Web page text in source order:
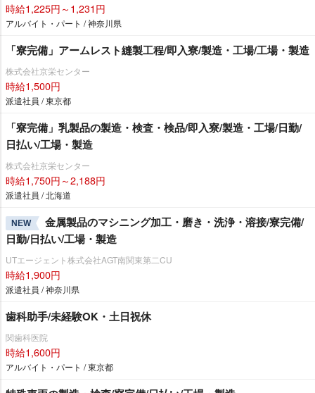
時給1,225円～1,231円
アルバイト・パート / 神奈川県
「寮完備」アームレスト縫製工程/即入寮/製造・工場/工場・製造
株式会社京栄センター
時給1,500円
派遣社員 / 東京都
「寮完備」乳製品の製造・検査・検品/即入寮/製造・工場/日勤/
日払い/工場・製造
株式会社京栄センター
時給1,750円～2,188円
派遣社員 / 北海道
NEW
金属製品のマシニング加工・磨き・洗浄・溶接/寮完備/
日勤/日払い/工場・製造
UTエージェント株式会社AGT南関東第二CU
時給1,900円
派遣社員 / 神奈川県
歯科助手/未経験OK・土日祝休
関歯科医院
時給1,600円
アルバイト・パート / 東京都